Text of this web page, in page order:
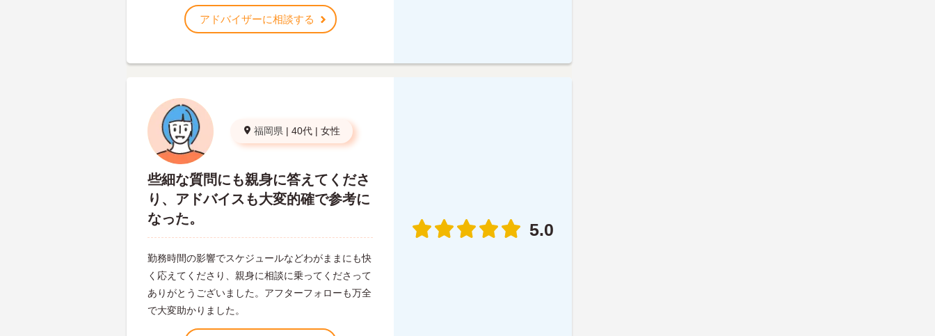
アドバイザーに相談する
福岡県 | 40代 | 女性
些細な質問にも親身に答えてくださ
り、アドバイスも大変的確で参考に
なった。
勤務時間の影響でスケジュールなどわがままにも快
く応えてくださり、親身に相談に乗ってくださって
ありがとうございました。アフターフォローも万全
で大変助かりました。
5.0